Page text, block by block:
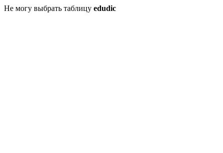
Не могу выбрать таблицу edudic